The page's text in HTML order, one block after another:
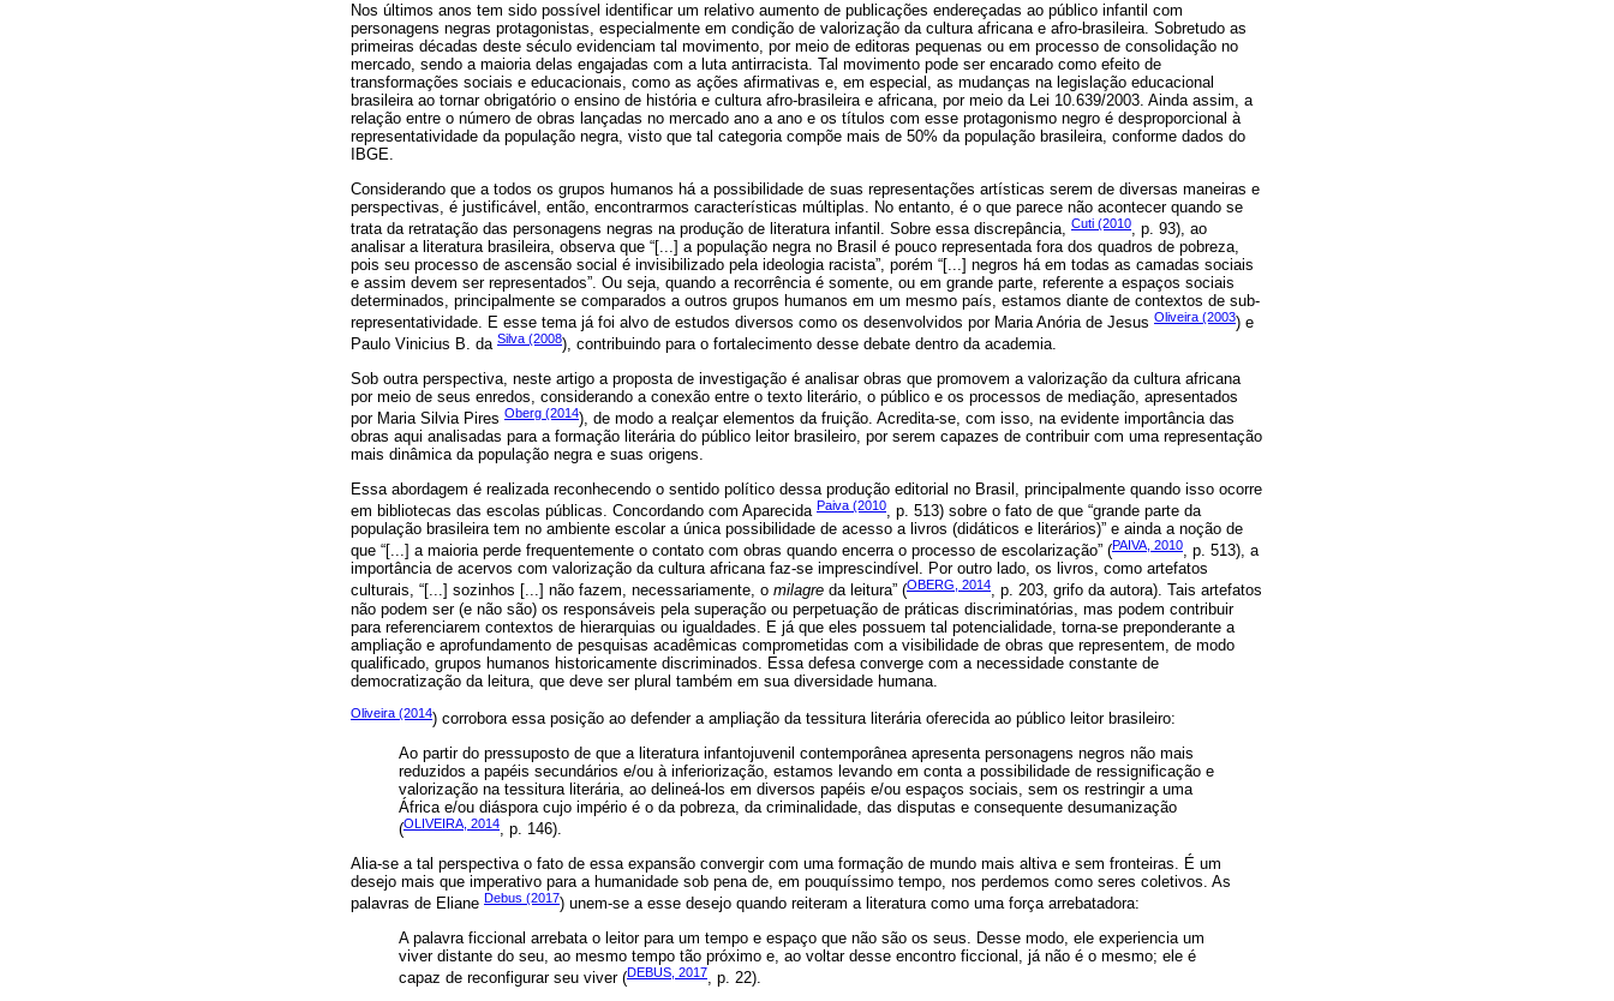
Nos últimos anos tem sido possível identificar um relativo aumento de publicações endereçadas ao público infantil com
personagens negras protagonistas, especialmente em condição de valorização da cultura africana e afro-brasileira. Sobretudo as
primeiras décadas deste século evidenciam tal movimento, por meio de editoras pequenas ou em processo de consolidação no
mercado, sendo a maioria delas engajadas com a luta antirracista. Tal movimento pode ser encarado como efeito de
transformações sociais e educacionais, como as ações afirmativas e, em especial, as mudanças na legislação educacional
brasileira ao tornar obrigatório o ensino de história e cultura afro-brasileira e africana, por meio da Lei 10.639/2003. Ainda assim, a
relação entre o número de obras lançadas no mercado ano a ano e os títulos com esse protagonismo negro é desproporcional à
representatividade da população negra, visto que tal categoria compõe mais de 50% da população brasileira, conforme dados do
IBGE.
Considerando que a todos os grupos humanos há a possibilidade de suas representações artísticas serem de diversas maneiras e
perspectivas, é justificável, então, encontrarmos características múltiplas. No entanto, é o que parece não acontecer quando se
trata da retratação das personagens negras na produção de literatura infantil. Sobre essa discrepância, Cuti (2010, p. 93), ao
analisar a literatura brasileira, observa que “[...] a população negra no Brasil é pouco representada fora dos quadros de pobreza,
pois seu processo de ascensão social é invisibilizado pela ideologia racista”, porém “[...] negros há em todas as camadas sociais
e assim devem ser representados”. Ou seja, quando a recorrência é somente, ou em grande parte, referente a espaços sociais
determinados, principalmente se comparados a outros grupos humanos em um mesmo país, estamos diante de contextos de sub-
representatividade. E esse tema já foi alvo de estudos diversos como os desenvolvidos por Maria Anória de Jesus Oliveira (2003) e
Paulo Vinicius B. da Silva (2008), contribuindo para o fortalecimento desse debate dentro da academia.
Sob outra perspectiva, neste artigo a proposta de investigação é analisar obras que promovem a valorização da cultura africana
por meio de seus enredos, considerando a conexão entre o texto literário, o público e os processos de mediação, apresentados
por Maria Silvia Pires Oberg (2014), de modo a realçar elementos da fruição. Acredita-se, com isso, na evidente importância das
obras aqui analisadas para a formação literária do público leitor brasileiro, por serem capazes de contribuir com uma representação
mais dinâmica da população negra e suas origens.
Essa abordagem é realizada reconhecendo o sentido político dessa produção editorial no Brasil, principalmente quando isso ocorre
em bibliotecas das escolas públicas. Concordando com Aparecida Paiva (2010
, p. 513) sobre o fato de que “grande parte da
população brasileira tem no ambiente escolar a única possibilidade de acesso a livros (didáticos e literários)” e ainda a noção de
que “[...] a maioria perde frequentemente o contato com obras quando encerra o processo de escolarização” (PAIVA, 2010, p. 513), a
importância de acervos com valorização da cultura africana faz-se imprescindível. Por outro lado, os livros, como artefatos
culturais, “[...] sozinhos [...] não fazem, necessariamente, o milagre da leitura” (OBERG, 2014, p. 203, grifo da autora). Tais artefatos
não podem ser (e não são) os responsáveis pela superação ou perpetuação de práticas discriminatórias, mas podem contribuir
para referenciarem contextos de hierarquias ou igualdades. E já que eles possuem tal potencialidade, torna-se preponderante a
ampliação e aprofundamento de pesquisas acadêmicas comprometidas com a visibilidade de obras que representem, de modo
qualificado, grupos humanos historicamente discriminados. Essa defesa converge com a necessidade constante de
democratização da leitura, que deve ser plural também em sua diversidade humana.
Oliveira (2014) corrobora essa posição ao defender a ampliação da tessitura literária oferecida ao público leitor brasileiro:
Ao partir do pressuposto de que a literatura infantojuvenil contemporânea apresenta personagens negros não mais
reduzidos a papéis secundários e/ou à inferiorização, estamos levando em conta a possibilidade de ressignificação e
valorização na tessitura literária, ao delineá-los em diversos papéis e/ou espaços sociais, sem os restringir a uma
África e/ou diáspora cujo império é o da pobreza, da criminalidade, das disputas e consequente desumanização
(OLIVEIRA, 2014, p. 146).
Alia-se a tal perspectiva o fato de essa expansão convergir com uma formação de mundo mais altiva e sem fronteiras. É um
desejo mais que imperativo para a humanidade sob pena de, em pouquíssimo tempo, nos perdemos como seres coletivos. As
palavras de Eliane Debus (2017) unem-se a esse desejo quando reiteram a literatura como uma força arrebatadora:
A palavra ficcional arrebata o leitor para um tempo e espaço que não são os seus. Desse modo, ele experiencia um
viver distante do seu, ao mesmo tempo tão próximo e, ao voltar desse encontro ficcional, já não é o mesmo; ele é
capaz de reconfigurar seu viver (DEBUS, 2017, p. 22).